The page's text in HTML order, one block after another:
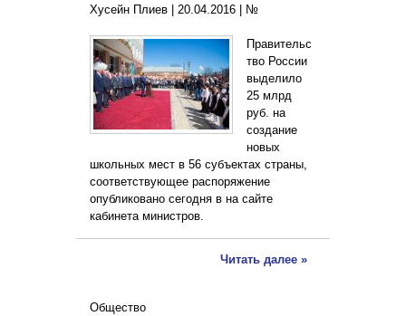
Хусейн Плиев | 20.04.2016 №
Правительс
тво России
выделило
25 млрд
руб. на
создание
новых
школьных мест в 56 субъектах страны,
соответствующее распоряжение
опубликовано сегодня в на сайте
кабинета министров.
Читать далее »
Общество